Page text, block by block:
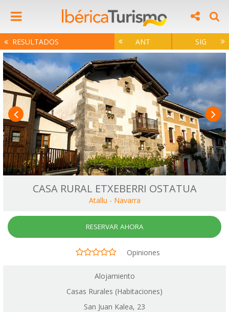
RESULTADOS ANT SIG
CASA RURAL ETXEBERRI OSTATUA
Atallu - Navarra
RESERVAR AHORA
Opiniones
Alojamiento
Casas Rurales (Habitaciones)
San Juan Kalea, 23